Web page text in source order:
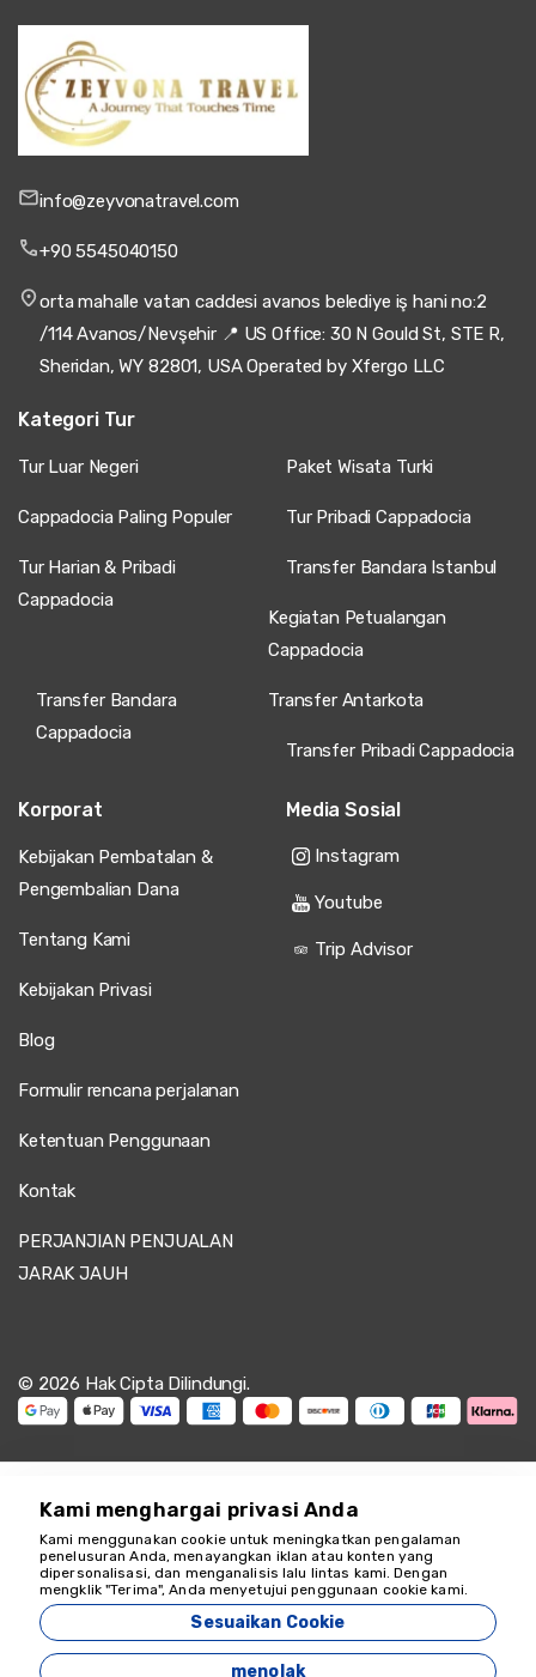
info@zeyvonatravel.com
+90 5545040150
orta mahalle vatan caddesi avanos belediye iş hani no:2
/114 Avanos/Nevşehir 📍 US Office: 30 N Gould St, STE R,
Sheridan, WY 82801, USA Operated by Xfergo LLC
Kategori Tur
Tur Luar Negeri Paket Wisata Turki
Cappadocia Paling Populer Tur Pribadi Cappadocia
Tur Harian & Pribadi
Cappadocia
Transfer Bandara Istanbul
Kegiatan Petualangan
Cappadocia
Transfer Bandara
Cappadocia
Transfer Antarkota
Transfer Pribadi Cappadocia
Korporat
Kebijakan Pembatalan &
Pengembalian Dana
Tentang Kami
Kebijakan Privasi
Blog
Formulir rencana perjalanan
Ketentuan Penggunaan
Kontak
PERJANJIAN PENJUALAN
JARAK JAUH
Media Sosial
Instagram
Youtube
Trip Advisor
© 2026 Hak Cipta Dilindungi.
18349
Zeyvona Travel - 18349
Kami menghargai privasi Anda
Kami menggunakan cookie untuk meningkatkan pengalaman
penelusuran Anda, menayangkan iklan atau konten yang
dipersonalisasi, dan menganalisis lalu lintas kami. Dengan
mengklik "Terima", Anda menyetujui penggunaan cookie kami.
Sesuaikan Cookie
menolak
Kami siap membantu